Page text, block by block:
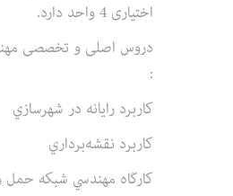
اختیاری 4 واحد دارد.
دروس اصلی و تخصصی
:
كاربرد رايانه‌ در شهرسازي
كاربرد نقشه‌برداري‌
كارگاه‌ مهندسي‌ شبكه‌ حمل‌